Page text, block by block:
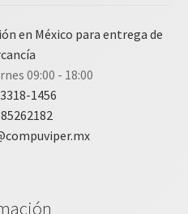
en México para entrega de
09:00 - 18:00
1456